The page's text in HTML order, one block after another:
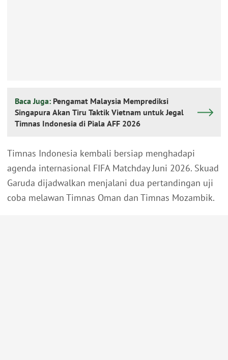
Baca Juga: Pengamat Malaysia Memprediksi
Singapura Akan Tiru Taktik Vietnam untuk Jegal
Timnas Indonesia di Piala AFF 2026
Timnas Indonesia kembali bersiap menghadapi
agenda internasional FIFA Matchday Juni 2026. Skuad
Garuda dijadwalkan menjalani dua pertandingan uji
coba melawan Timnas Oman dan Timnas Mozambik.